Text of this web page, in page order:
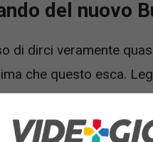
del nuovo
di dirci veramente
che questo esca.
è dedicato
cattiva dei